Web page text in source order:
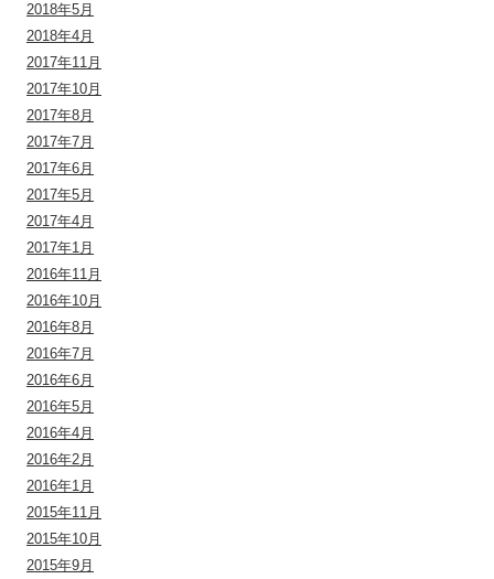
2018年5月
2018年4月
2017年11月
2017年10月
2017年8月
2017年7月
2017年6月
2017年5月
2017年4月
2017年1月
2016年11月
2016年10月
2016年8月
2016年7月
2016年6月
2016年5月
2016年4月
2016年2月
2016年1月
2015年11月
2015年10月
2015年9月